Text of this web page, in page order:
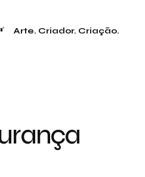
Arte. Criador. Criação.